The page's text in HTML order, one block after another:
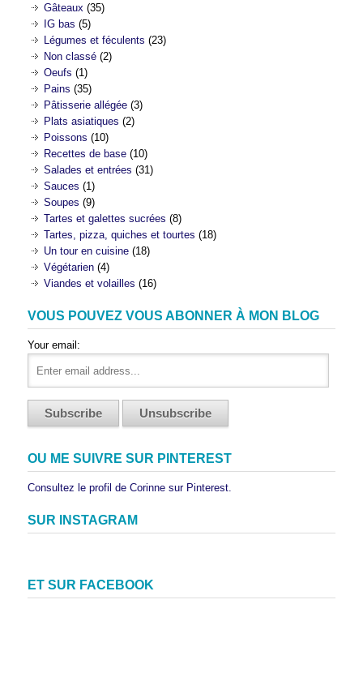
Gâteaux (35)
IG bas (5)
Légumes et féculents (23)
Non classé (2)
Oeufs (1)
Pains (35)
Pâtisserie allégée (3)
Plats asiatiques (2)
Poissons (10)
Recettes de base (10)
Salades et entrées (31)
Sauces (1)
Soupes (9)
Tartes et galettes sucrées (8)
Tartes, pizza, quiches et tourtes (18)
Un tour en cuisine (18)
Végétarien (4)
Viandes et volailles (16)
VOUS POUVEZ VOUS ABONNER À MON BLOG
Your email:
OU ME SUIVRE SUR PINTEREST
Consultez le profil de Corinne sur Pinterest.
SUR INSTAGRAM
ET SUR FACEBOOK